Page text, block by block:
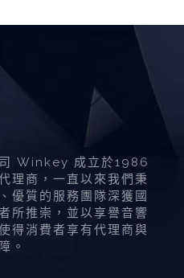
Winkey 成立於1986
理商，一直以來我們秉
優質的服務團隊深獲國
所推崇，並以享譽音響
得消費者享有代理商與
。